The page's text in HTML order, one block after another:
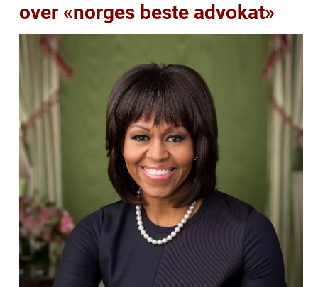
over «norges beste advokat»